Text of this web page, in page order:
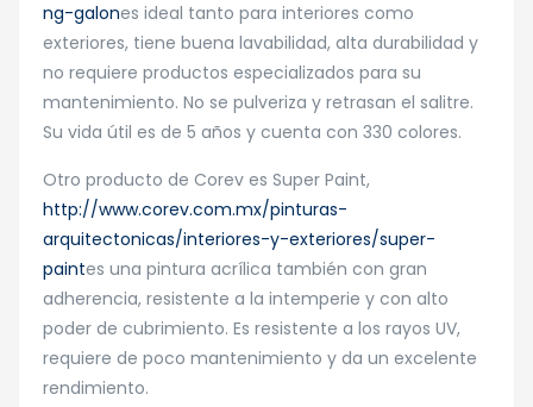
ng-galones ideal tanto para interiores como
exteriores, tiene buena lavabilidad, alta durabilidad y
no requiere productos especializados para su
mantenimiento. No se pulveriza y retrasan el salitre.
Su vida útil es de 5 años y cuenta con 330 colores.
Otro producto de Corev es Super Paint,
http://www.corev.com.mx/pinturas-
arquitectonicas/interiores-y-exteriores/super-
paintes una pintura acrílica también con gran
adherencia, resistente a la intemperie y con alto
poder de cubrimiento. Es resistente a los rayos UV,
requiere de poco mantenimiento y da un excelente
rendimiento.